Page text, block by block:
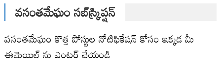
వసంతమేఘం సబ్‌స్క్రిప్షన్
వసంతమేఘం కొత్త పోస్టుల నోటిఫికేషన్ కోసం ఇక్కడ మీ
ఈమెయిల్ ను ఎంటర్ చేయండి